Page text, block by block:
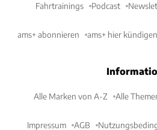
Fahrtrainings Podcast
ams+ abonnieren ams+ hier kündigen
Alle Marken von A-Z Alle
Impressum AGB